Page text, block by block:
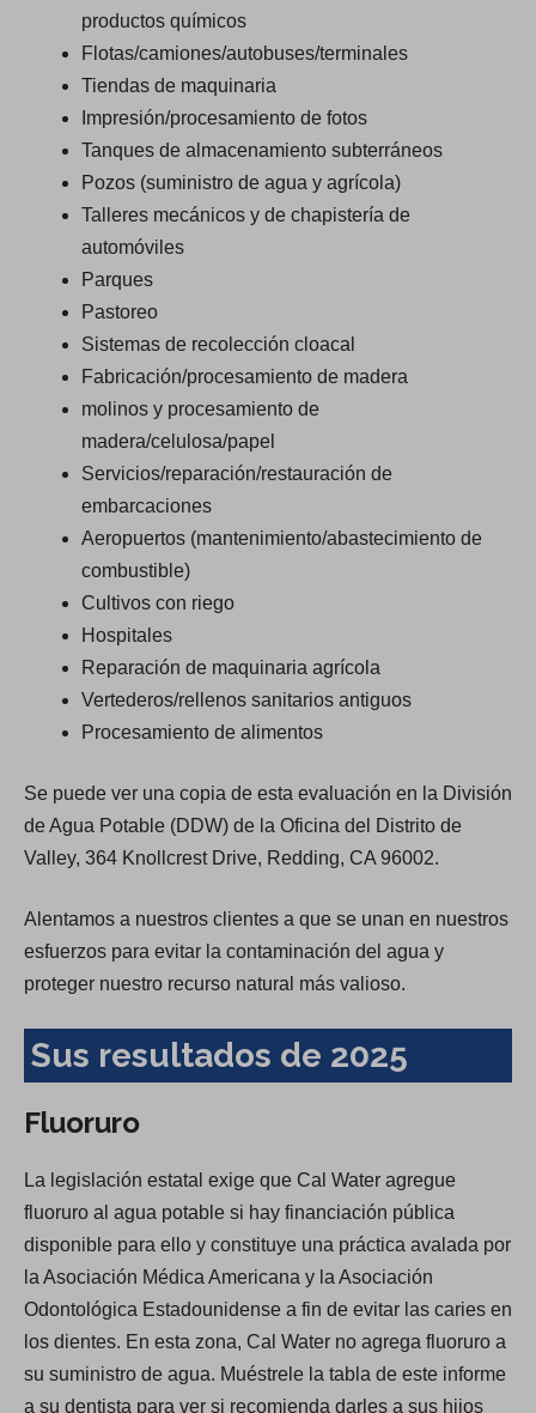
productos químicos
Flotas/camiones/autobuses/terminales
Tiendas de maquinaria
Impresión/procesamiento de fotos
Tanques de almacenamiento subterráneos
Pozos (suministro de agua y agrícola)
Talleres mecánicos y de chapistería de
automóviles
Parques
Pastoreo
Sistemas de recolección cloacal
Fabricación/procesamiento de madera
molinos y procesamiento de
madera/celulosa/papel
Servicios/reparación/restauración de
embarcaciones
Aeropuertos (mantenimiento/abastecimiento de
combustible)
Cultivos con riego
Hospitales
Reparación de maquinaria agrícola
Vertederos/rellenos sanitarios antiguos
Procesamiento de alimentos
Se puede ver una copia de esta evaluación en la División
de Agua Potable (DDW) de la Oficina del Distrito de
Valley, 364 Knollcrest Drive, Redding, CA 96002.
Alentamos a nuestros clientes a que se unan en nuestros
esfuerzos para evitar la contaminación del agua y
proteger nuestro recurso natural más valioso.
Sus resultados de 2025
Fluoruro
La legislación estatal exige que Cal Water agregue
fluoruro al agua potable si hay financiación pública
disponible para ello y constituye una práctica avalada por
la Asociación Médica Americana y la Asociación
Odontológica Estadounidense a fin de evitar las caries en
los dientes. En esta zona, Cal Water no agrega fluoruro a
su suministro de agua. Muéstrele la tabla de este informe
a su dentista para ver si recomienda darles a sus hijos